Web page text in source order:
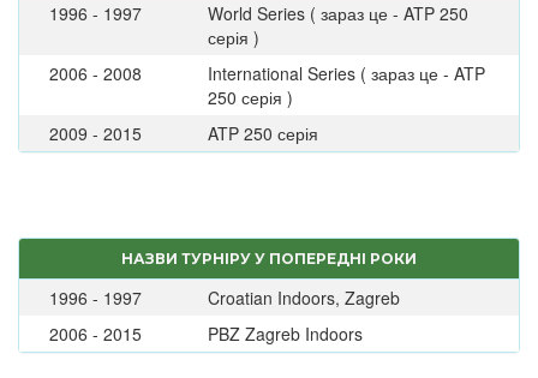
1996 - 1997
World Series ( зараз це - ATP 250
серія )
2006 - 2008
International Series ( зараз це - ATP
250 серія )
2009 - 2015
ATP 250 серія
НАЗВИ ТУРНІРУ У ПОПЕРЕДНІ РОКИ
1996 - 1997
Croatian Indoors, Zagreb
2006 - 2015
PBZ Zagreb Indoors